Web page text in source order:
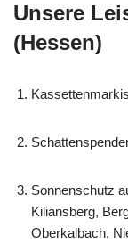
Unsere
(Hessen)
Sonnenschutz
Kiliansberg,
Oberkalbach,